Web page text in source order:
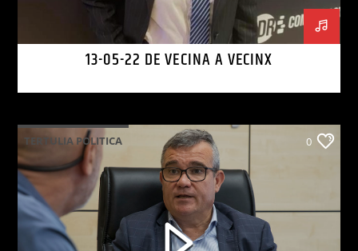
13-05-22 DE VECINA A VECINX
TERTULIA POLITICA 0